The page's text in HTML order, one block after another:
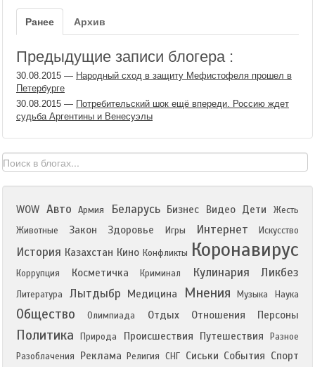
Ранее Архив
Предыдущие записи блогера :
30.08.2015 — Народный сход в защиту Мефистофеля прошел в
Петербурге
30.08.2015 — Потребительский шок ещё впереди. Россию ждет
судьба Аргентины и Венесуэлы
WOW Авто Армия Беларусь Бизнес Видео Дети
Жесть
Животные
Закон Здоровье Игры Интернет Искусство
История Казахстан Кино Конфликты Коронавирус
Коррупция Косметичка Криминал Кулинария Ликбез
Литература Лытдыбр Медицина Мнения Музыка Наука
Общество Олимпиада Отдых Отношения Персоны
Политика Природа Происшествия Путешествия
Разное
Разоблачения
Реклама Религия СНГ Сиськи События Спорт